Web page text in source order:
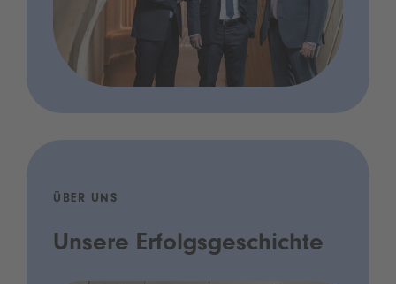
ÜBER UNS
Unsere Erfolgsgeschichte